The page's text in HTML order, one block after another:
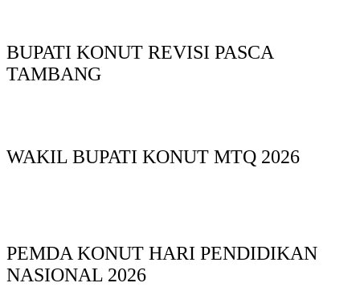
BUPATI KONUT REVISI PASCA
TAMBANG
WAKIL BUPATI KONUT MTQ 2026
PEMDA KONUT HARI PENDIDIKAN
NASIONAL 2026